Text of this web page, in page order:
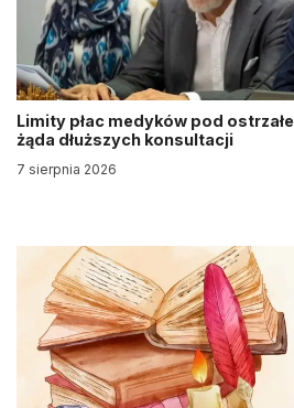
Limity płac medyków pod
żąda dłuższych konsultacji
7 sierpnia 2026